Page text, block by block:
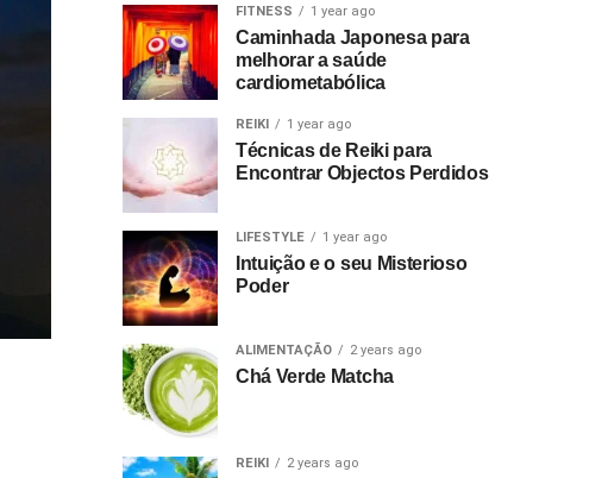
FITNESS 1 year ago
Caminhada Japonesa para
melhorar a saúde
cardiometabólica
REIKI 1 year ago
Técnicas de Reiki para
Encontrar Objectos Perdidos
LIFESTYLE 1 year ago
Intuição e o seu Misterioso
Poder
ALIMENTAÇÃO 2 years ago
Chá Verde Matcha
REIKI 2 years ago